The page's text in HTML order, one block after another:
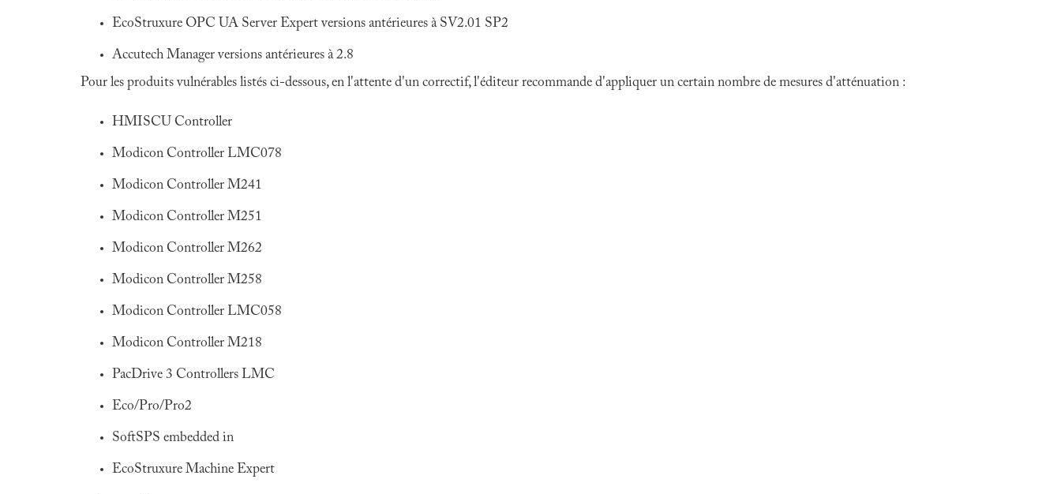
EcoStruxure OPC UA Server Expert versions antérieures à SV2.01 SP2
Accutech Manager versions antérieures à 2.8
Pour les produits vulnérables listés ci-dessous, en l'attente d'un correctif, l'éditeur recommande d'appliquer un certain nombre de mesures d'atténuation :
HMISCU Controller
Modicon Controller LMC078
Modicon Controller M241
Modicon Controller M251
Modicon Controller M262
Modicon Controller M258
Modicon Controller LMC058
Modicon Controller M218
PacDrive 3 Controllers LMC
Eco/Pro/Pro2
SoftSPS embedded in
EcoStruxure Machine Expert